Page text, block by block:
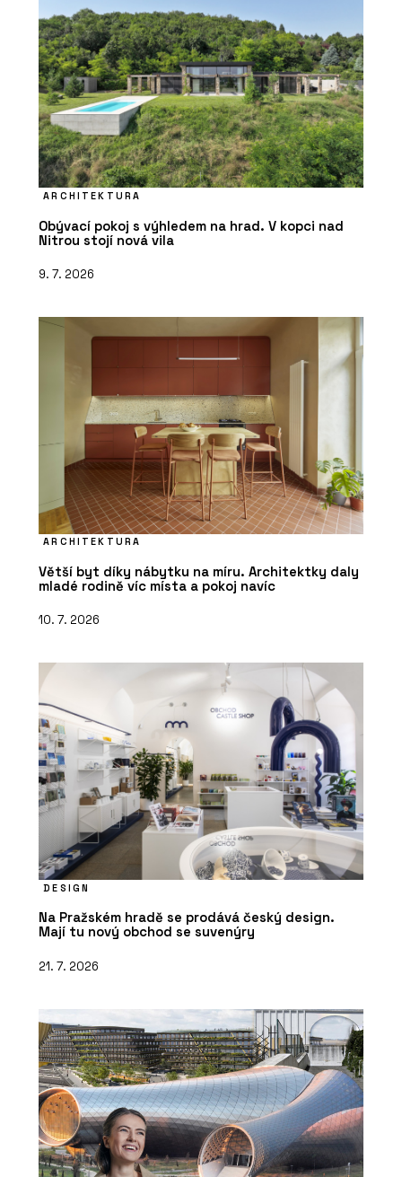
ARCHITEKTURA
Obývací pokoj s výhledem na hrad. V kopci nad
Nitrou stojí nová vila
9. 7. 2026
ARCHITEKTURA
Větší byt díky nábytku na míru. Architektky daly
mladé rodině víc místa a pokoj navíc
10. 7. 2026
DESIGN
Na Pražském hradě se prodává český design.
Mají tu nový obchod se suvenýry
21. 7. 2026